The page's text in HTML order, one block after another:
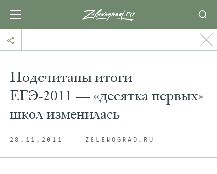
Подсчитаны итоги
ЕГЭ-2011 — «десятка первых»
школ изменилась
28.11.2011 ZELENOGRAD.RU